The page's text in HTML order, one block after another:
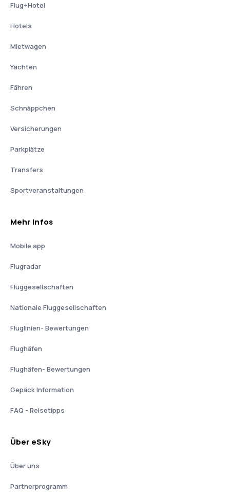
Flug+Hotel
Hotels
Mietwagen
Yachten
Fähren
Schnäppchen
Versicherungen
Parkplätze
Transfers
Sportveranstaltungen
Mehr Infos
Mobile app
Flugradar
Fluggesellschaften
Nationale Fluggesellschaften
Fluglinien- Bewertungen
Flughäfen
Flughäfen- Bewertungen
Gepäck Information
FAQ - Reisetipps
Über eSky
Über uns
Partnerprogramm